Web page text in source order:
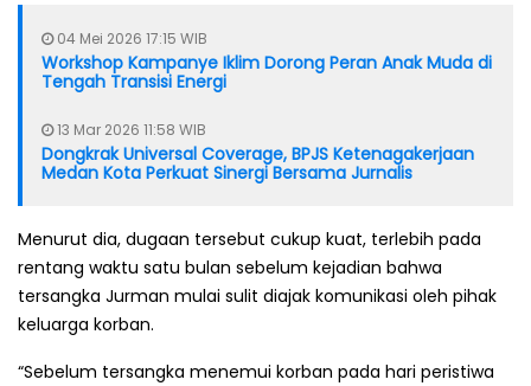
04 Mei 2026 17:15 WIB
Workshop Kampanye Iklim Dorong Peran Anak Muda di
Tengah Transisi Energi
13 Mar 2026 11:58 WIB
Dongkrak Universal Coverage, BPJS Ketenagakerjaan
Medan Kota Perkuat Sinergi Bersama Jurnalis
Menurut dia, dugaan tersebut cukup kuat, terlebih pada
rentang waktu satu bulan sebelum kejadian bahwa
tersangka Jurman mulai sulit diajak komunikasi oleh pihak
keluarga korban.
“Sebelum tersangka menemui korban pada hari peristiwa